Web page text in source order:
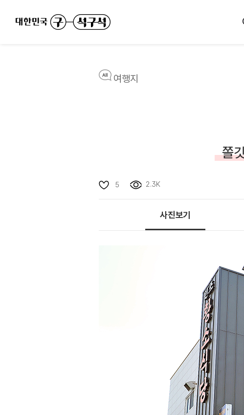
여행지
쫄
5 2.3K
사진보기